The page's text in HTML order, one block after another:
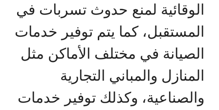
الوقائية لمنع حدوث تسربات في
المستقبل، كما يتم توفير خدمات
الصيانة في مختلف الأماكن مثل
المنازل والمباني التجارية
والصناعية، وكذلك توفير خدمات